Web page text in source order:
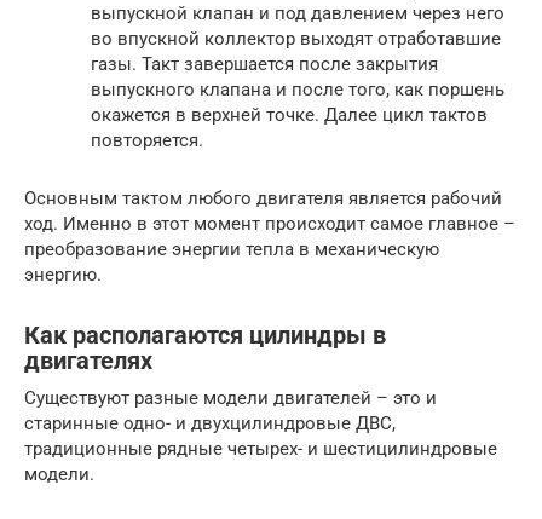
выпускной клапан и под давлением через него
во впускной коллектор выходят отработавшие
газы. Такт завершается после закрытия
выпускного клапана и после того, как поршень
окажется в верхней точке. Далее цикл тактов
повторяется.
Основным тактом любого двигателя является рабочий
ход. Именно в этот момент происходит самое главное –
преобразование энергии тепла в механическую
энергию.
Как располагаются цилиндры в
двигателях
Существуют разные модели двигателей – это и
старинные одно- и двухцилиндровые ДВС,
традиционные рядные четырех- и шестицилиндровые
модели.